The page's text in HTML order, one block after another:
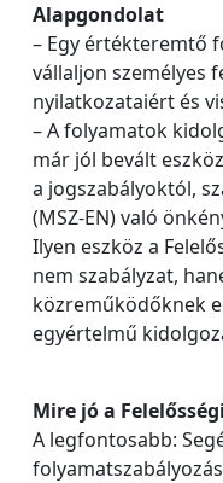
Alapgondolat
– Egy értékteremtő
vállaljon személyes
nyilatkozataiért és
– A folyamatok
már jól bevált
a jogszabályoktól,
(MSZ-EN) való
Ilyen eszköz a
nem szabályzat,
közreműködőknek
egyértelmű
Mire jó a
A legfontosabb: